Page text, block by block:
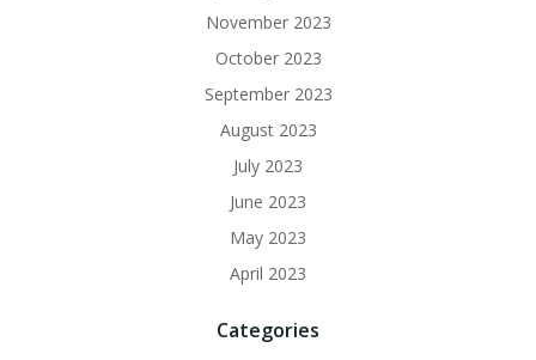
November 2023
October 2023
September 2023
August 2023
July 2023
June 2023
May 2023
April 2023
Categories